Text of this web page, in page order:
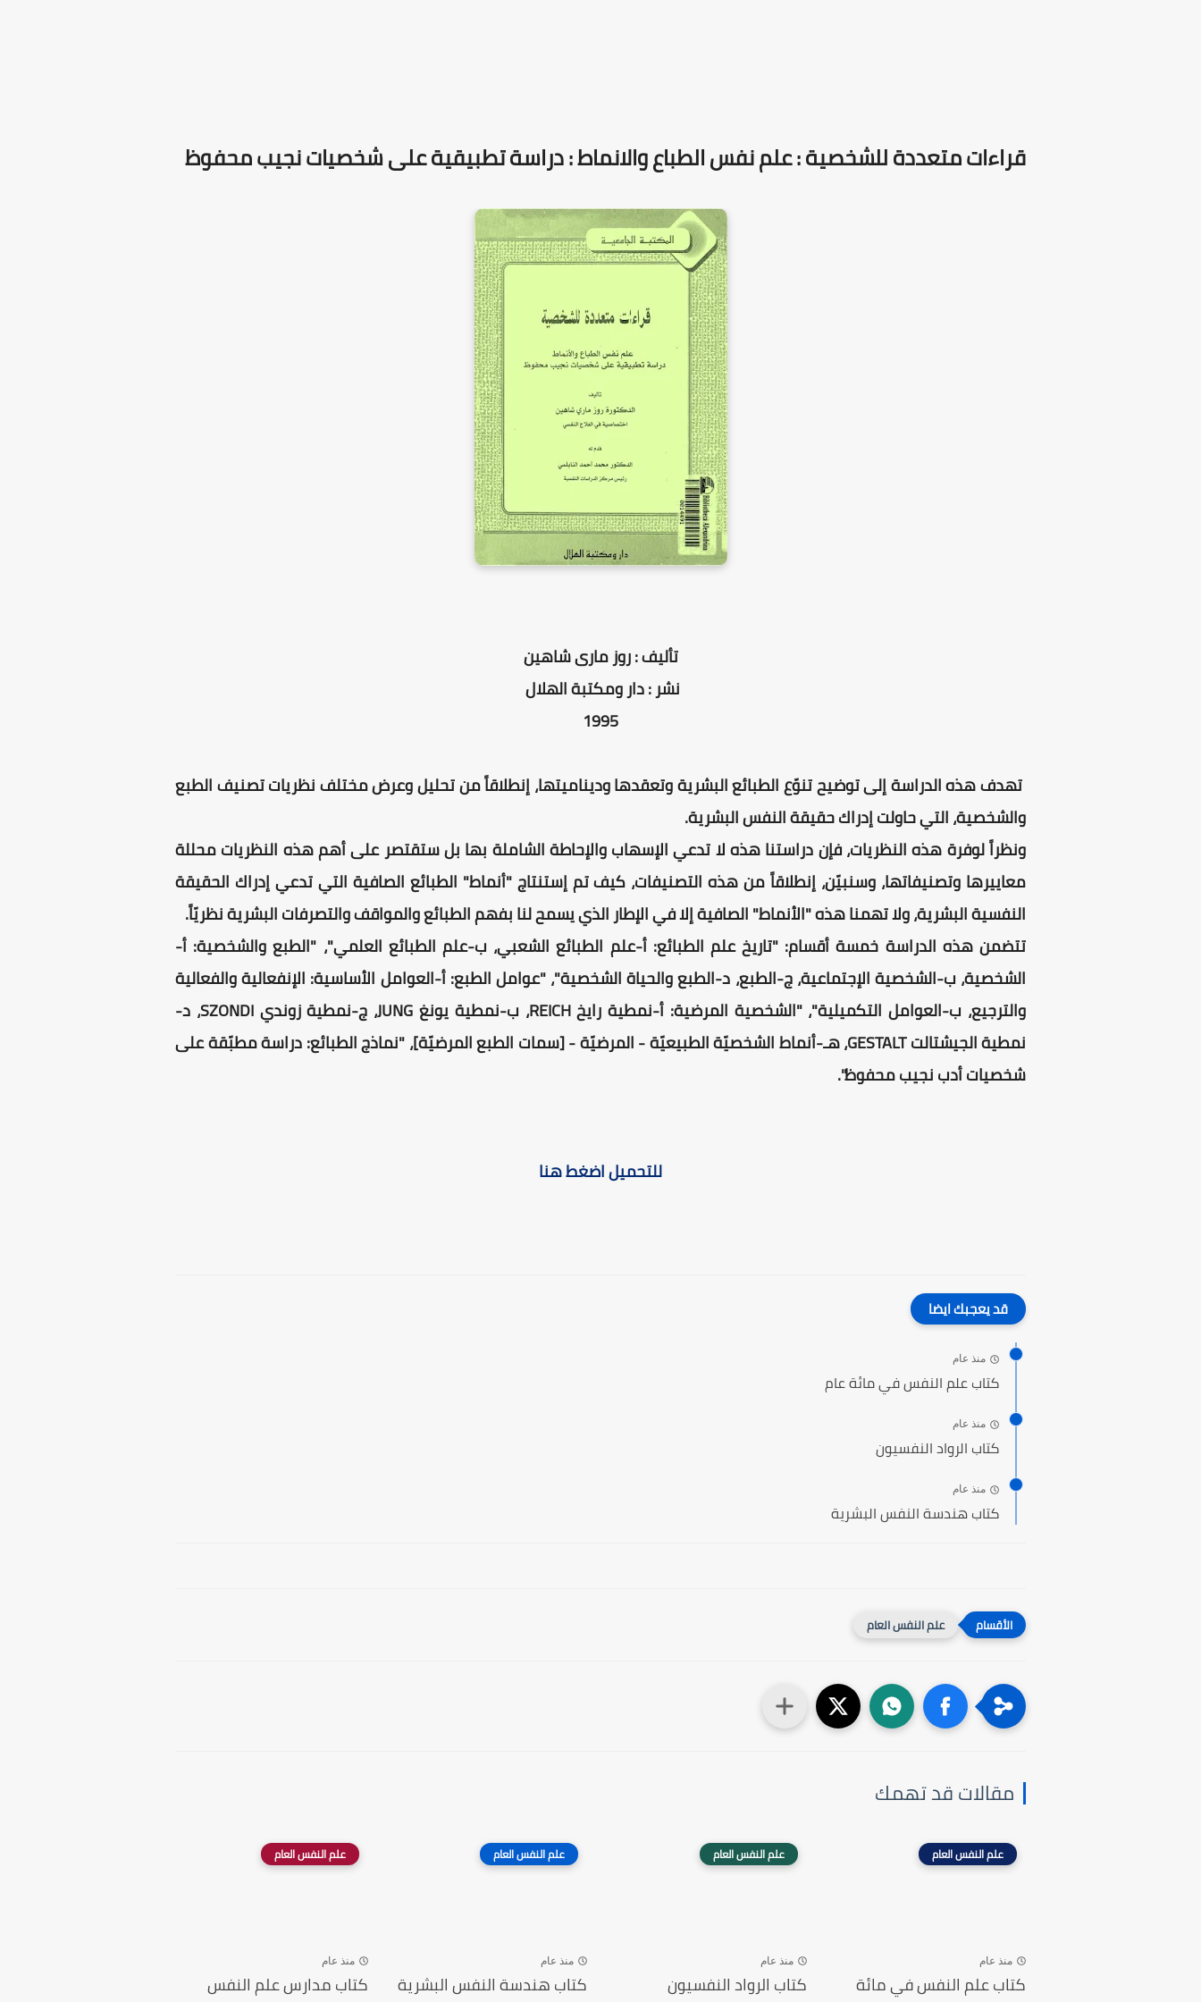
قراءات متعددة للشخصية : علم نفس الطباع والانماط : دراسة تطبيقية على شخصيات نجيب محفوظ
تأليف : روز مارى شاهين
نشر : دار ومكتبة الهلال
1995
تهدف هذه الدراسة إلى توضيح تنوّع الطبائع البشرية وتعقدها وديناميتها، إنطلاقاً من تحليل وعرض مختلف نظريات تصنيف الطبع
والشخصية، التي حاولت إدراك حقيقة النفس البشرية.
ونظراً لوفرة هذه النظريات، فإن دراستنا هذه لا تدعي الإسهاب والإحاطة الشاملة بها بل ستقتصر على أهم هذه النظريات محللة
معاييرها وتصنيفاتها، وسنبيّن، إنطلاقاً من هذه التصنيفات، كيف تم إستنتاج "أنماط" الطبائع الصافية التي تدعي إدراك الحقيقة
النفسية البشرية، ولا تهمنا هذه "الأنماط" الصافية إلا في الإطار الذي يسمح لنا بفهم الطبائع والمواقف والتصرفات البشرية نظريّاً.
تتضمن هذه الدراسة خمسة أقسام: "تاريخ علم الطبائع: أ-علم الطبائع الشعبي، ب-علم الطبائع العلمي"، "الطبع والشخصية: أ-
الشخصية، ب-الشخصية الإجتماعية، ج-الطبع، د-الطبع والحياة الشخصية"، "عوامل الطبع: أ-العوامل الأساسية: الإنفعالية والفعالية
والترجيع، ب-العوامل التكميلية"، "الشخصية المرضية: أ-نمطية رايخ REICH، ب-نمطية يونغ JUNG، ج-نمطية زوندي SZONDI، د-
نمطية الجيشتالت GESTALT، هـ-أنماط الشخصيّة الطبيعيّة - المرضيّة - [سمات الطبع المرضيّة]، "نماذج الطبائع: دراسة مطبّقة على
شخصيات أدب نجيب محفوظ".
للتحميل اضغط هنا
قد يعجبك ايضا
منذ عام
كتاب علم النفس في مائة عام
منذ عام
كتاب الرواد النفسيون
منذ عام
كتاب هندسة النفس البشرية
علم النفس العام
مقالات قد تهمك
علم النفس العام
منذ عام
كتاب علم النفس في مائة
علم النفس العام
منذ عام
كتاب الرواد النفسيون
علم النفس العام
منذ عام
كتاب هندسة النفس البشرية
علم النفس العام
منذ عام
كتاب مدارس علم النفس